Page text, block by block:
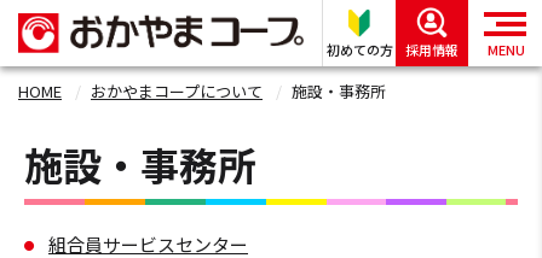
初めての方 採用情報 MENU
HOME おかやまコープについて 施設・事務所
施設・事務所
組合員サービスセンター